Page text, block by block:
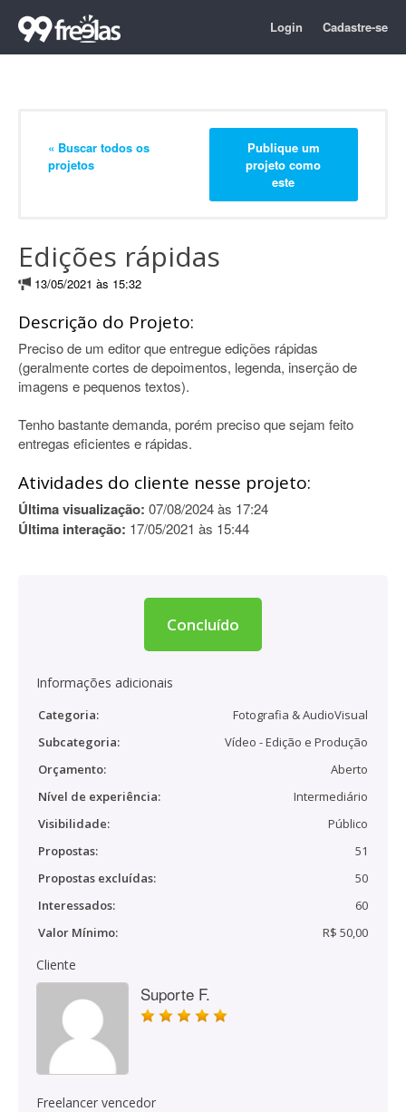
Login Cadastre-se
« Buscar todos os
projetos
Publique um
projeto como
este
Edições rápidas
13/05/2021 às 15:32
Descrição do Projeto:
Preciso de um editor que entregue edições rápidas
(geralmente cortes de depoimentos, legenda, inserção de
imagens e pequenos textos).
Tenho bastante demanda, porém preciso que sejam feito
entregas eficientes e rápidas.
Atividades do cliente nesse projeto:
Última visualização: 07/08/2024 às 17:24
Última interação: 17/05/2021 às 15:44
Concluído
Informações adicionais
Categoria:
Fotografia & AudioVisual
Subcategoria:
Vídeo - Edição e Produção
Orçamento:
Aberto
Nível de experiência:
Intermediário
Visibilidade:
Público
Propostas:
51
Propostas excluídas:
50
Interessados:
60
Valor Mínimo:
R$ 50,00
Cliente
Suporte F.
Freelancer vencedor